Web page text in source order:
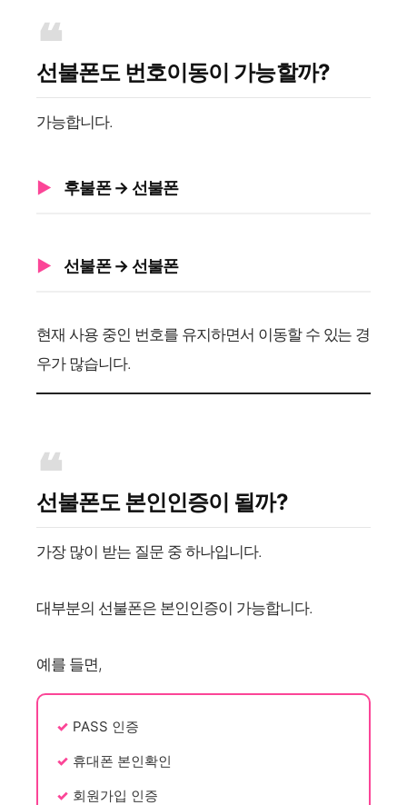
선불폰도 번호이동이 가능할까?
가능합니다.
후불폰 → 선불폰
선불폰 → 선불폰
현재 사용 중인 번호를 유지하면서 이동할 수 있는 경
우가 많습니다.
선불폰도 본인인증이 될까?
가장 많이 받는 질문 중 하나입니다.
대부분의 선불폰은 본인인증이 가능합니다.
예를 들면,
PASS 인증
휴대폰 본인확인
회원가입 인증